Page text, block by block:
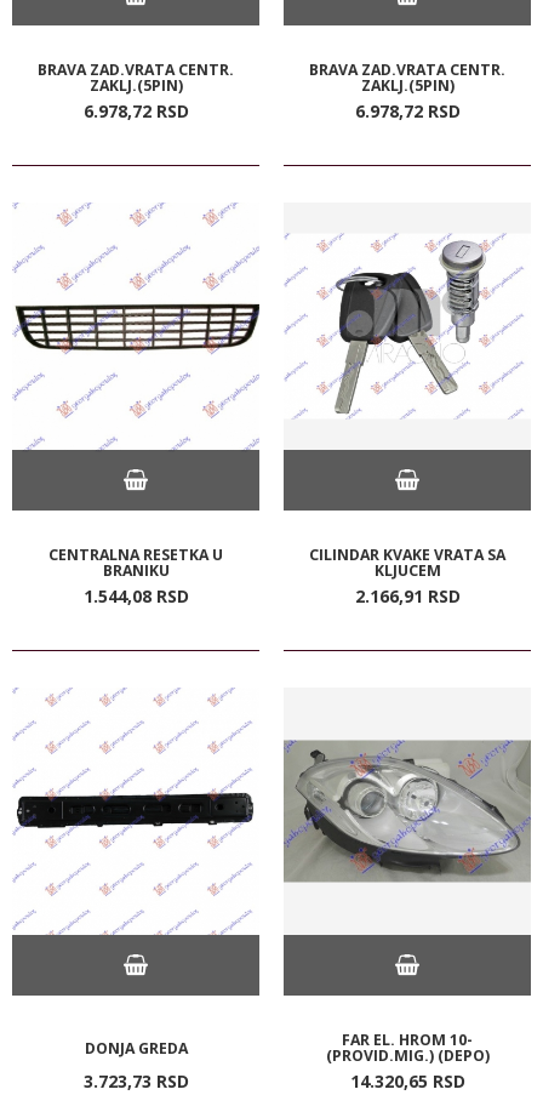
BRAVA ZAD.VRATA CENTR.
ZAKLJ.(5PIN)
6.978,72 RSD
BRAVA ZAD.VRATA CENTR.
ZAKLJ.(5PIN)
6.978,72 RSD
CENTRALNA RESETKA U
BRANIKU
1.544,08 RSD
CILINDAR KVAKE VRATA SA
KLJUCEM
2.166,91 RSD
DONJA GREDA
3.723,73 RSD
FAR EL. HROM 10-
(PROVID.MIG.) (DEPO)
14.320,65 RSD